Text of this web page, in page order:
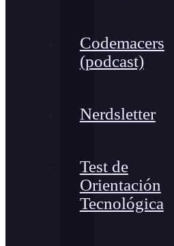
Codemacers
(podcast)
Nerdsletter
Test de
Orientación
Tecnológica